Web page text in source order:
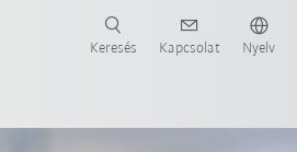
Keresés Kapcsolat Nyelv